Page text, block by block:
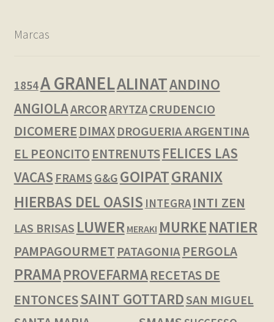
Marcas
1854A GRANELALINATANDINO
ANGIOLAARCORARYTZACRUDENCIO
DICOMERE DIMAX DROGUERIA ARGENTINA
EL PEONCITO ENTRENUTSFELICES LAS
VACAS FRAMS G&G GOIPATGRANIX
HIERBAS DEL OASIS INTEGRA INTI ZEN
LAS BRISAS LUWER MERAKI MURKENATIER
PAMPAGOURMET PATAGONIA PERGOLA
PRAMAPROVEFARMARECETAS DE
ENTONCESSAINT GOTTARDSAN MIGUEL